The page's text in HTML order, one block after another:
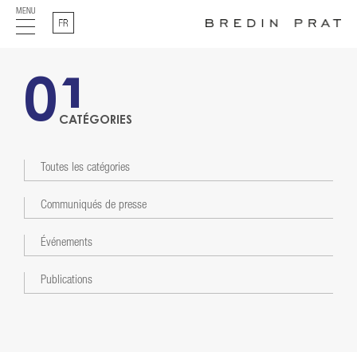
MENU Français
CATÉGORIES
01
Toutes les catégories
Communiqués de presse
Événements
Publications